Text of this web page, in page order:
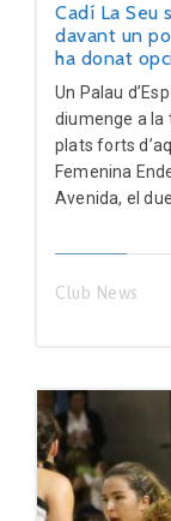
Cadí La Seu
davant un
ha donat
Un Palau
diumenge a la
plats forts
Femenina
Avenida, el
Club News